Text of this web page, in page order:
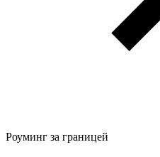
Роуминг за границей